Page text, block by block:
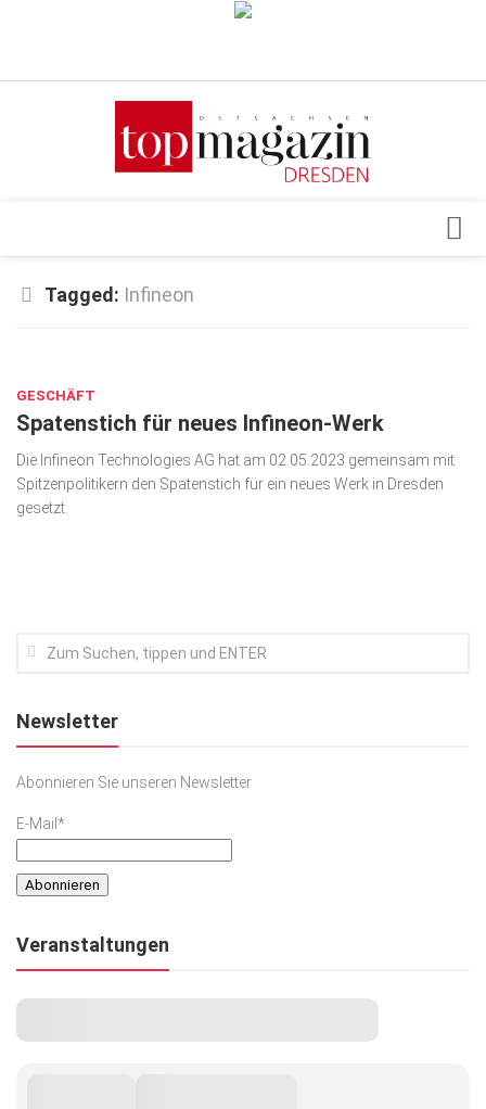
Verkaufsstellen
Top Gesundheitsforum Dresden / Ostsachsen
Geschäft
gesund & schön
Gesellschaft
Kunst & Kultur
SACHSEN IN PARIS
Tagged: Infineon
GESCHÄFT
Spatenstich für neues Infineon-Werk
Die Infineon Technologies AG hat am 02.05.2023 gemeinsam mit
Spitzenpolitikern den Spatenstich für ein neues Werk in Dresden
gesetzt.
Newsletter
Abonnieren Sie unseren Newsletter
E-Mail*
Veranstaltungen